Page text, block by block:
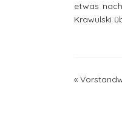
etwas
Krawulski
«